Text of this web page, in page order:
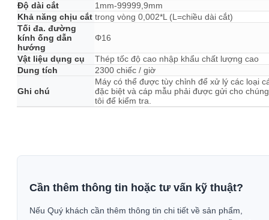
Độ dài cắt
1mm-99999,9mm
Khả năng chịu cắt trong vòng 0,002*L (L=chiều dài cắt)
Tối đa. đường
kính ống dẫn
hướng
Φ16
Vật liệu dụng cụ
Thép tốc độ cao nhập khẩu chất lượng cao
Dung tích
2300 chiếc / giờ
Ghi chú
Máy có thể được tùy chỉnh để xử lý các loại
đặc biệt và cáp mẫu phải được gửi cho chúng
tôi để kiểm tra.
Cần thêm thông tin hoặc tư vấn kỹ thuật?
Nếu Quý khách cần thêm thông tin chi tiết về sản phẩm,